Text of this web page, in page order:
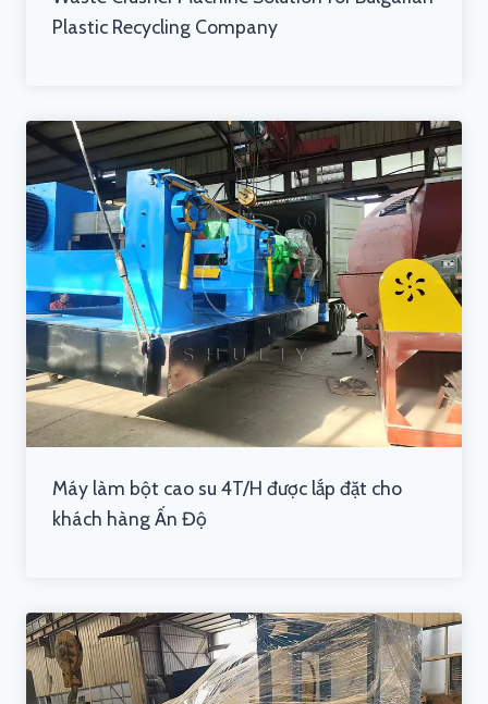
Plastic Recycling Company
Máy làm bột cao su 4T/H được lắp đặt cho
khách hàng Ấn Độ